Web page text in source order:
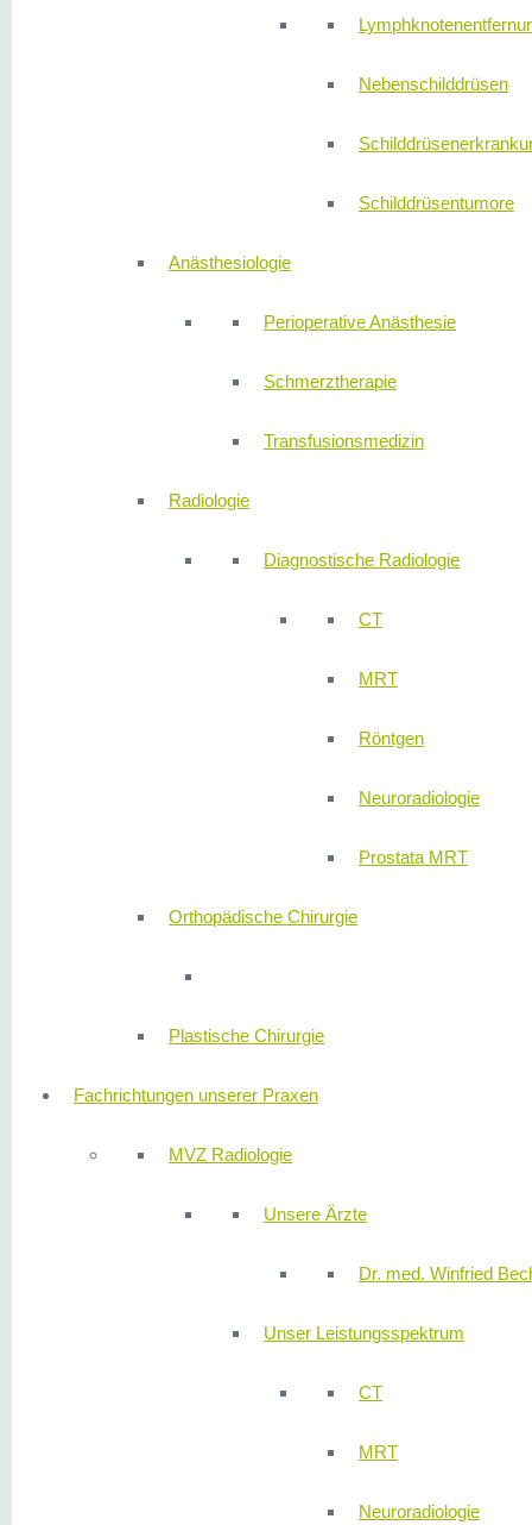
Nebenschilddrüsen
Schilddrüsentumore
Anästhesiologie
Perioperative Anästhesie
Schmerztherapie
Transfusionsmedizin
Radiologie
Diagnostische Radiologie
CT
MRT
Röntgen
Neuroradiologie
Prostata MRT
Orthopädische Chirurgie
Plastische Chirurgie
Fachrichtungen unserer Praxen
MVZ Radiologie
Unsere Ärzte
Dr. med. Winfried
Unser Leistungsspektrum
CT
MRT
Neuroradiologie